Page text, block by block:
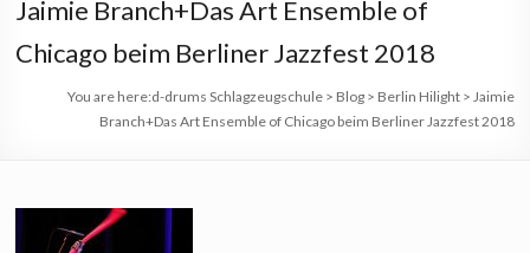
Jaimie Branch+Das Art Ensemble of
Chicago beim Berliner Jazzfest 2018
You are here:d-drums Schlagzeugschule> Blog> Berlin Hilight> Jaimie
Branch+Das Art Ensemble of Chicago beim Berliner Jazzfest 2018